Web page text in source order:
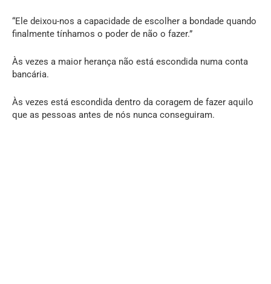
“Ele deixou-nos a capacidade de escolher a bondade quando
finalmente tínhamos o poder de não o fazer.”
Às vezes a maior herança não está escondida numa conta
bancária.
Às vezes está escondida dentro da coragem de fazer aquilo
que as pessoas antes de nós nunca conseguiram.